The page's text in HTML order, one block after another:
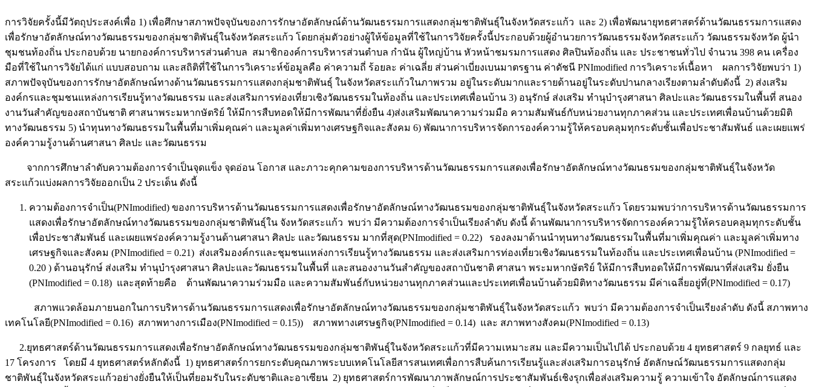
การวิจัยครั้งนี้มีวัตถุประสงค์เพื่อ 1) เพื่อศึกษาสภาพปัจจุบันของการรักษาอัตลักษณ์ด้านวัฒนธรรมการแสดงกลุ่มชาติพันธุ์ในจังหวัดสระแก้ว และ 2) เพื่อพัฒนายุทธศาสตร์ด้านวัฒนธรรมการแสดง
เพื่อรักษาอัตลักษณ์ทางวัฒนธรรมของกลุ่มชาติพันธุ์ในจังหวัดสระแก้ว โดยกลุ่มตัวอย่างผู้ให้ข้อมูลที่ใช้ในการวิจัยครั้งนี้ประกอบด้วยผู้อำนวยการวัฒนธรรมจังหวัดสระแก้ว วัฒนธรรมจังหวัด ผู้นำ
ชุมชนท้องถิ่น ประกอบด้วย นายกองค์การบริหารส่วนตำบล สมาชิกองค์การบริหารส่วนตำบล กำนัน ผู้ใหญ่บ้าน หัวหน้าชมรมการแสดง ศิลปินท้องถิ่น และ ประชาชนทั่วไป จำนวน 398 คน เครื่อง
มือที่ใช้ในการวิจัยได้แก่ แบบสอบถาม และสถิติที่ใช้ในการวิเคราะห์ข้อมูลคือ ค่าความถี่ ร้อยละ ค่าเฉลี่ย ส่วนค่าเบี่ยงเบนมาตรฐาน ค่าดัชนี PNImodified การวิเคราะห์เนื้อหา ผลการวิจัยพบว่า 1)
สภาพปัจจุบันของการรักษาอัตลักษณ์ทางด้านวัฒนธรรมการแสดงกลุ่มชาติพันธุ์ ในจังหวัดสระแก้วในภาพรวม อยู่ในระดับมากและรายด้านอยู่ในระดับปานกลางเรียงตามลำดับดังนี้ 2) ส่งเสริม
องค์กรและชุมชนแหล่งการเรียนรู้ทางวัฒนธรรม และส่งเสริมการท่องเที่ยวเชิงวัฒนธรรมในท้องถิ่น และประเทศเพื่อนบ้าน 3) อนุรักษ์ ส่งเสริม ทำนุบำรุงศาสนา ศิลปะและวัฒนธรรมในพื้นที่ สนอง
งานวันสำคัญของสถาบันชาติ ศาสนาพระมหากษัตริย์ ให้มีการสืบทอดให้มีการพัฒนาที่ยั่งยืน 4)ส่งเสริมพัฒนาความร่วมมือ ความสัมพันธ์กับหน่วยงานทุกภาคส่วน และประเทศเพื่อนบ้านด้วยมิติ
ทางวัฒนธรรม 5) นำทุนทางวัฒนธรรมในพื้นที่มาเพิ่มคุณค่า และมูลค่าเพิ่มทางเศรษฐกิจและสังคม 6) พัฒนาการบริหารจัดการองค์ความรู้ให้ครอบคลุมทุกระดับชั้นเพื่อประชาสัมพันธ์ และเผยแพร่
องค์ความรู้งานด้านศาสนา ศิลปะ และวัฒนธรรม
จากการศึกษาลำดับความต้องการจำเป็นจุดแข็ง จุดอ่อน โอกาส และภาวะคุกคามของการบริหารด้านวัฒนธรรมการแสดงเพื่อรักษาอัตลักษณ์ทางวัฒนธรมของกลุ่มชาติพันธุ์ในจังหวัด
สระแก้วแบ่งผลการวิจัยออกเป็น 2 ประเด็น ดังนี้
ความต้องการจำเป็น(PNImodified) ของการบริหารด้านวัฒนธรรมการแสดงเพื่อรักษาอัตลักษณ์ทางวัฒนธรมของกลุ่มชาติพันธุ์ในจังหวัดสระแก้ว โดยรวมพบว่าการบริหารด้านวัฒนธรรมการ
แสดงเพื่อรักษาอัตลักษณ์ทางวัฒนธรรมของกลุ่มชาติพันธุ์ใน จังหวัดสระแก้ว พบว่า มีความต้องการจำเป็นเรียงลำดับ ดังนี้ ด้านพัฒนาการบริหารจัดการองค์ความรู้ให้ครอบคลุมทุกระดับชั้น
เพื่อประชาสัมพันธ์ และเผยแพร่องค์ความรู้งานด้านศาสนา ศิลปะ และวัฒนธรรม มากที่สุด(PNImodified = 0.22) รองลงมาด้านนำทุนทางวัฒนธรรมในพื้นที่มาเพิ่มคุณค่า และมูลค่าเพิ่มทาง
เศรษฐกิจและสังคม (PNImodified = 0.21) ส่งเสริมองค์กรและชุมชนแหล่งการเรียนรู้ทางวัฒนธรรม และส่งเสริมการท่องเที่ยวเชิงวัฒนธรรมในท้องถิ่น และประเทศเพื่อนบ้าน (PNImodified =
0.20 ) ด้านอนุรักษ์ ส่งเสริม ทำนุบำรุงศาสนา ศิลปะและวัฒนธรรมในพื้นที่ และสนองงานวันสำคัญของสถาบันชาติ ศาสนา พระมหากษัตริย์ ให้มีการสืบทอดให้มีการพัฒนาที่ส่งเสริม ยั่งยืน
(PNImodified = 0.18) และสุดท้ายคือ ด้านพัฒนาความร่วมมือ และความสัมพันธ์กับหน่วยงานทุกภาคส่วนและประเทศเพื่อนบ้านด้วยมิติทางวัฒนธรรม มีค่าเฉลี่ยอยู่ที่(PNImodified = 0.17)
สภาพแวดล้อมภายนอกในการบริหารด้านวัฒนธรรมการแสดงเพื่อรักษาอัตลักษณ์ทางวัฒนธรรมของกลุ่มชาติพันธุ์ในจังหวัดสระแก้ว พบว่า มีความต้องการจำเป็นเรียงลำดับ ดังนี้ สภาพทาง
เทคโนโลยี(PNImodified = 0.16) สภาพทางการเมือง(PNImodified = 0.15)) สภาพทางเศรษฐกิจ(PNImodified = 0.14) และ สภาพทางสังคม(PNImodified = 0.13)
2.ยุทธศาสตร์ด้านวัฒนธรรมการแสดงเพื่อรักษาอัตลักษณ์ทางวัฒนธรรมของกลุ่มชาติพันธุ์ในจังหวัดสระแก้วที่มีความเหมาะสม และมีความเป็นไปได้ ประกอบด้วย 4 ยุทธศาสตร์ 9 กลยุทธ์ และ
17 โครงการ โดยมี 4 ยุทธศาสตร์หลักดังนี้ 1) ยุทธศาสตร์การยกระดับคุณภาพระบบเทคโนโลยีสารสนเทศเพื่อการสืบค้นการเรียนรู้และส่งเสริมการอนุรักษ์ อัตลักษณ์วัฒนธรรมการแสดงกลุ่ม
ชาติพันธุ์ในจังหวัดสระแก้วอย่างยั่งยืนให้เป็นที่ยอมรับในระดับชาติและอาเซียน 2) ยุทธศาสตร์การพัฒนาภาพลักษณ์การประชาสัมพันธ์เชิงรุกเพื่อส่งเสริมความรู้ ความเข้าใจ อัตลักษณ์การแสดง